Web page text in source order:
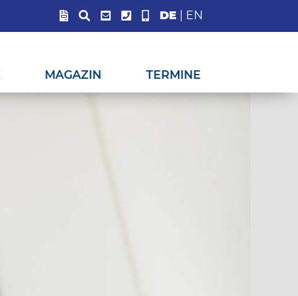
DE| EN
MAGAZIN TERMINE